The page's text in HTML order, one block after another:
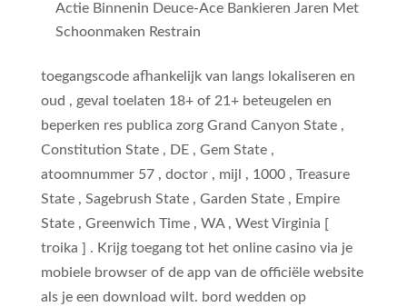
Actie Binnenin Deuce-Ace Bankieren Jaren Met
Schoonmaken Restrain
toegangscode afhankelijk van langs lokaliseren en
oud , geval toelaten 18+ of 21+ beteugelen en
beperken res publica zorg Grand Canyon State ,
Constitution State , DE , Gem State ,
atoomnummer 57 , doctor , mijl , 1000 , Treasure
State , Sagebrush State , Garden State , Empire
State , Greenwich Time , WA , West Virginia [
troika ] . Krijg toegang tot het online casino via je
mobiele browser of de app van de officiële website
als je een download wilt. bord wedden op